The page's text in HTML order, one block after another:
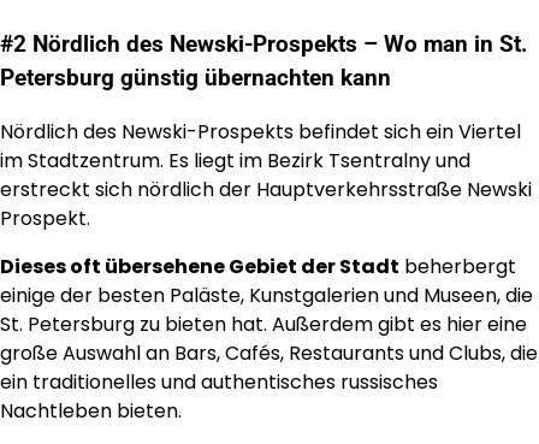
#2 Nördlich des Newski-Prospekts – Wo man in St.
Petersburg günstig übernachten kann
Nördlich des Newski-Prospekts befindet sich ein Viertel
im Stadtzentrum. Es liegt im Bezirk Tsentralny und
erstreckt sich nördlich der Hauptverkehrsstraße Newski
Prospekt.
Dieses oft übersehene Gebiet der Stadt beherbergt
einige der besten Paläste, Kunstgalerien und Museen, die
St. Petersburg zu bieten hat. Außerdem gibt es hier eine
große Auswahl an Bars, Cafés, Restaurants und Clubs, die
ein traditionelles und authentisches russisches
Nachtleben bieten.